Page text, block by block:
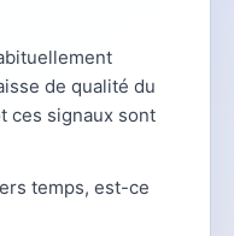
de qualité du
ces signaux sont
temps, est-ce